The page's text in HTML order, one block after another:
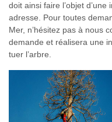
doit ainsi faire l’objet
adresse. Pour toutes
Mer, n’hésitez pas à nous
demande et réalisera une
tuer l’arbre.